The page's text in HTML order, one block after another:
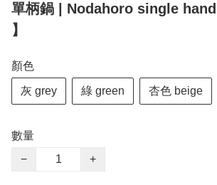
單柄鍋 | Nodahoro single
】
顏色
灰 grey 綠 green 杏色 beige
數量
−
+